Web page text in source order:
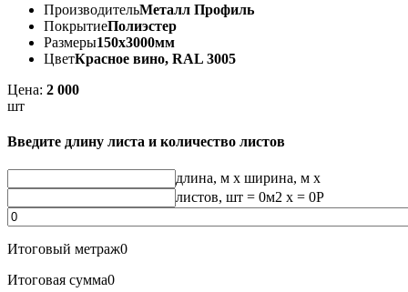
ПроизводительМеталл Профиль
ПокрытиеПолиэстер
Размеры150х3000мм
ЦветКрасное вино, RAL 3005
Цена: 2 000
шт
Введите длину листа и количество листов
длина, м x ширина, м x
листов, шт = 0м2 x = 0Р
Итоговый метраж0
Итоговая сумма0